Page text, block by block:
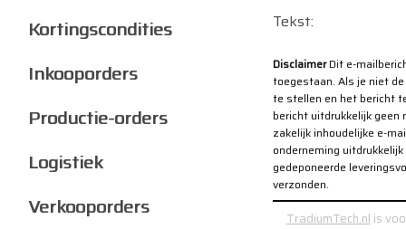
Tekst:
DisclaimerDit e-
toegestaan. Als je niet
te stellen en het bericht
bericht uitdrukkelijk geen
zakelijk inhoudelijke e-
onderneming
gedeponeerde
verzonden.
TradiumTech.nl is
Kortingscondities
Inkooporders
Productie-orders
Logistiek
Verkooporders